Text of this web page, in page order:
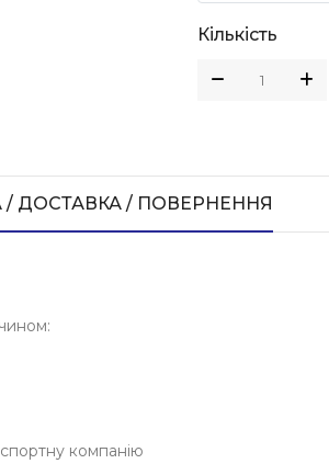
Кількість
/ ДОСТАВКА / ПОВЕРНЕННЯ
компанію